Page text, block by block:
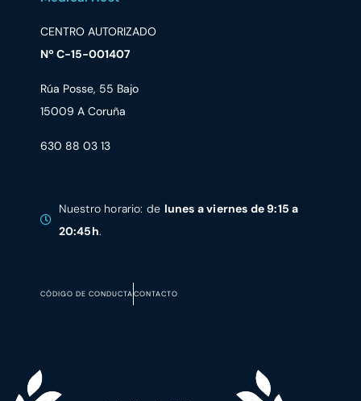
CENTRO AUTORIZADO
Nº C-15-001407
Rúa Posse, 55 Bajo
15009 A Coruña
630 88 03 13
Nuestro horario: de lunes a viernes de 9:15 a
20:45h.
CÓDIGO DE CONDUCTACONTACTO